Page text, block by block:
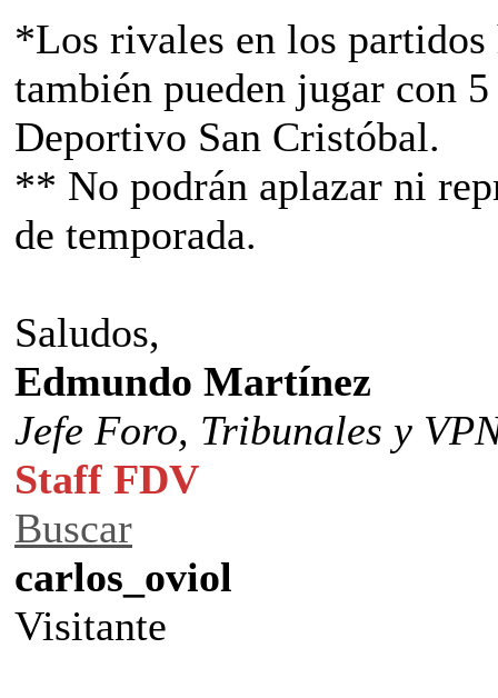
*Los rivales en los partidos
también pueden jugar con
Deportivo San Cristóbal.
** No podrán aplazar ni
de temporada.
Saludos,
Edmundo Martínez
Jefe Foro, Tribunales y
Staff FDV
Buscar
carlos_oviol
Visitante